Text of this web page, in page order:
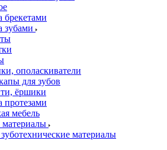
брекетами
зубами
ополаскиватели
для зубов
ёршики
протезами
мебель
материалы
материалы